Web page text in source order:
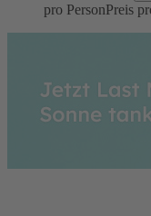
pro PersonPreis